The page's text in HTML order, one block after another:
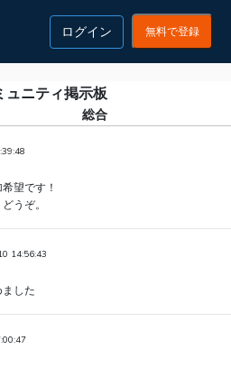
ログイン 無料で登録
ュニティ掲示板
総合
望です！
うぞ。
14:56:43
した